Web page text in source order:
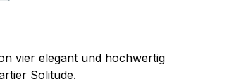
vier elegant und hochwertig
Solitüde.